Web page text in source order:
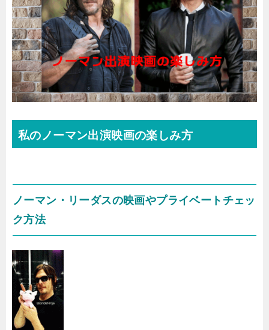
私のノーマン出演映画の楽しみ方
ノーマン・リーダスの映画やプライベートチェッ
ク方法